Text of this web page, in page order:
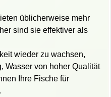
üblicherweise mehr
sind sie effektiver als
wieder zu wachsen,
Wasser von hoher Qualität
Ihre Fische für